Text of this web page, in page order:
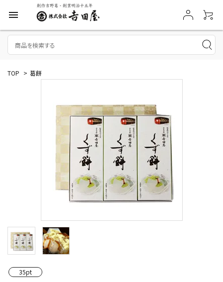
menu
TOP > 葛餅
35pt